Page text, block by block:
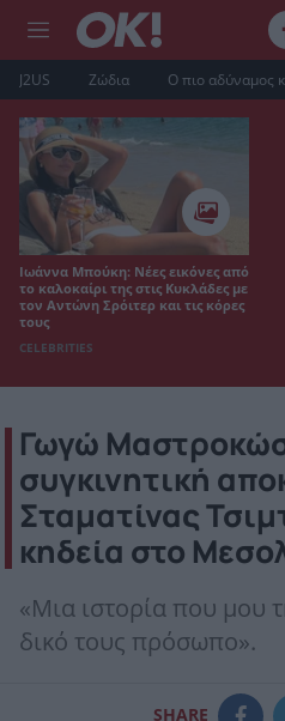
J2US Ζώδια Ο πιο αδύναμος
Ιωάννα Μπούκη: Νέες εικόνες από
το καλοκαίρι της στις Κυκλάδες με
τον Αντώνη Σρόιτερ και τις κόρες
τους
CELEBRITIES
Γωγώ
συγκινητική
Σταματίνας
κηδεία στο
«Μια ιστορία που μου
δικό τους πρόσωπο».
SHARE